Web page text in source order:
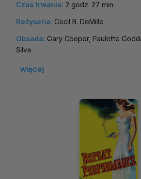
Czas trwania: 2 godz. 27 min.
Reżyseria: Cecil B. DeMille
Obsada: Gary Cooper, Paulette
Silva
więcej